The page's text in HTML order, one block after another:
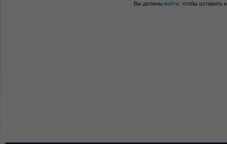
Вы должны войти, чтобы оставить